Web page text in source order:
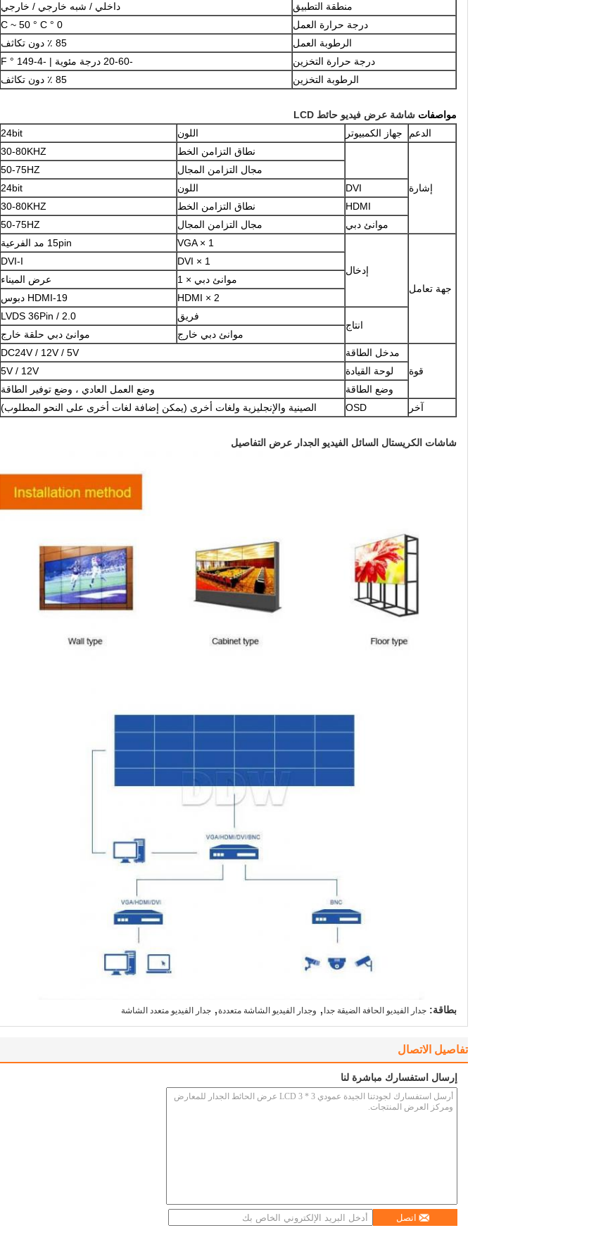
إرسال
منطقة التطبيق
داخلي / شبه خارجي / خارجي
درجة حرارة العمل
0 ° C ~ 50 ° C
الرطوبة العمل
85 ٪ دون تكاثف
درجة حرارة التخزين
-20-60 درجة مئوية |
-4-149 ° F
الرطوبة التخزين
85 ٪ دون تكاثف
مواصفات شاشة عرض فيديو حائط LCD
الدعم
جهاز الكمبيوتر اللون 24bit
إشارة
نطاق التزامن الخط
30-80KHZ
مجال التزامن المجال
50-75HZ
DVI
اللون
24bit
HDMI
نطاق التزامن الخط
30-80KHZ
موانئ دبي
مجال التزامن المجال 50-75HZ
جهة تعامل
إدخال
VGA × 1
15pin مد الفرعية
DVI × 1
DVI-I
موانئ دبي × 1
عرض الميناء
HDMI × 2
HDMI-19 دبوس
انتاج
فريق
LVDS 36Pin / 2.0
موانئ دبي خارج
موانئ دبي حلقة خارج
قوة
مدخل الطاقة
DC24V / 12V / 5V
لوحة القيادة
5V / 12V
وضع الطاقة
وضع العمل العادي ، وضع توفير الطاقة
آخر
OSD الصينية والإنجليزية ولغات أخرى (يمكن إضافة لغات أخرى على النحو المطلوب)
شاشات الكريستال السائل الفيديو الجدار عرض التفاصيل
بطاقة: جدار الفيديو الحافة الضيقة جدا , وجدار الفيديو الشاشة متعددة, جدار الفيديو متعدد الشاشة
تفاصيل الاتصال
إرسال استفسارك مباشرة لنا
اتصل